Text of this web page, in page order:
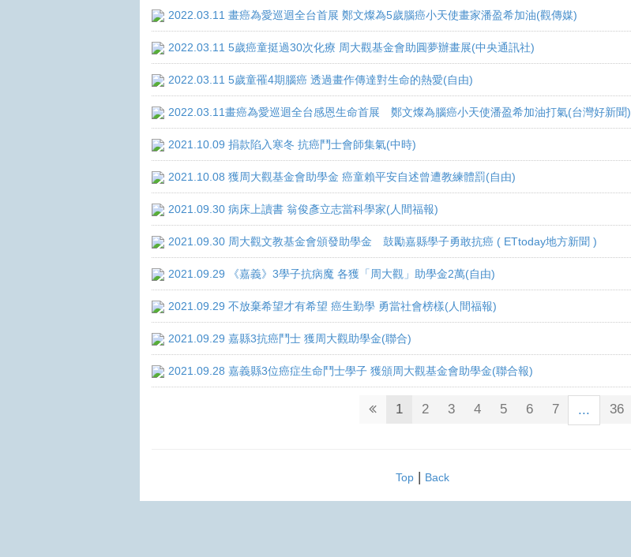
2022.03.11 畫癌為愛巡迴全台首展 鄭文燦為5歲腦癌小天使畫家潘盈希加油(觀傳媒)
2022.03.11 5歲癌童挺過30次化療 周大觀基金會助圓夢辦畫展(中央通訊社)
2022.03.11 5歲童罹4期腦癌 透過畫作傳達對生命的熱愛(自由)
2022.03.11畫癌為愛巡迴全台感恩生命首展 鄭文燦為腦癌小天使潘盈希加油打氣(台灣好新聞)
2021.10.09 捐款陷入寒冬 抗癌鬥士會師集氣(中時)
2021.10.08 獲周大觀基金會助學金 癌童賴平安自述曾遭教練體罰(自由)
2021.09.30 病床上讀書 翁俊彥立志當科學家(人間福報)
2021.09.30 周大觀文教基金會頒發助學金 鼓勵嘉縣學子勇敢抗癌 ( ETtoday地方新聞 )
2021.09.29 《嘉義》3學子抗病魔 各獲「周大觀」助學金2萬(自由)
2021.09.29 不放棄希望才有希望 癌生勤學 勇當社會榜樣(人間福報)
2021.09.29 嘉縣3抗癌鬥士 獲周大觀助學金(聯合)
2021.09.28 嘉義縣3位癌症生命鬥士學子 獲頒周大觀基金會助學金(聯合報)
1 2 3 4 5 6 7 ... 36
Top| Back